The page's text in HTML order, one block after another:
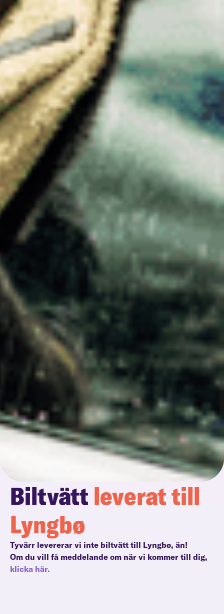
Biltvätt leverat till
Lyngbø
Tyvärr levererar vi inte biltvätt till Lyngbø, än!
Om du vill få meddelande om när vi kommer till dig,
klicka här.